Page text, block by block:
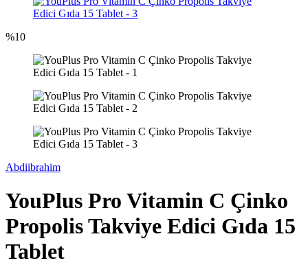
%10
Abdiibrahim
YouPlus Pro Vitamin C Çinko
Propolis Takviye Edici Gıda 15
Tablet